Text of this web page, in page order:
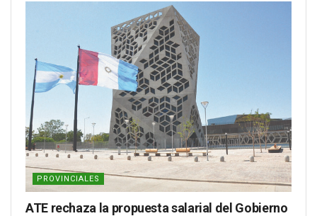
PROVINCIALES
ATE rechaza la propuesta salarial del Gobierno